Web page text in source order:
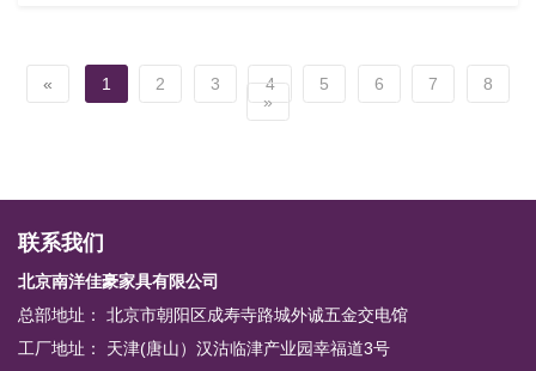
« 1 2 3 4 5 6 7
8
»
联系我们
北京南洋佳豪家具有限公司
总部地址： 北京市朝阳区成寿寺路城外诚五金交电馆
工厂地址： 天津(唐山）汉沽临津产业园幸福道3号